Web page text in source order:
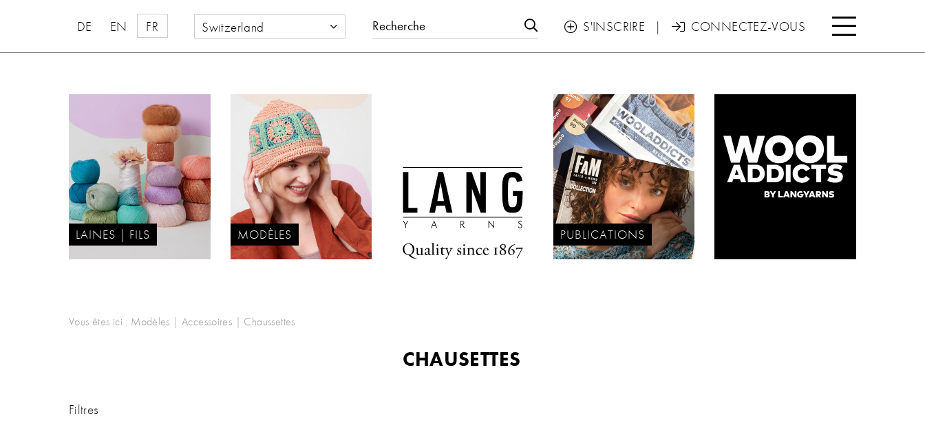
DE EN FR Switzerland  S'INSCRIRE |  CONNECTEZ-VOUS 
LAINES | FILS MODÈLES PUBLICATIONS
Vous êtes ici : Modèles |Accessoires | Chaussettes
CHAUSETTES
Filtres